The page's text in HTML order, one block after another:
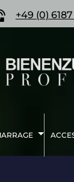
+49 (0) 6187 / 207 57